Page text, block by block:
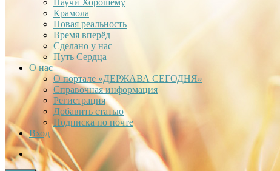
Научи Хорошему
Крамола
Новая реальность
Время вперёд
Сделано у нас
Путь Сердца
О нас
О портале «ДЕРЖАВА СЕГОДНЯ»
Справочная информация
Регистрация
Добавить статью
Подписка по почте
Вход